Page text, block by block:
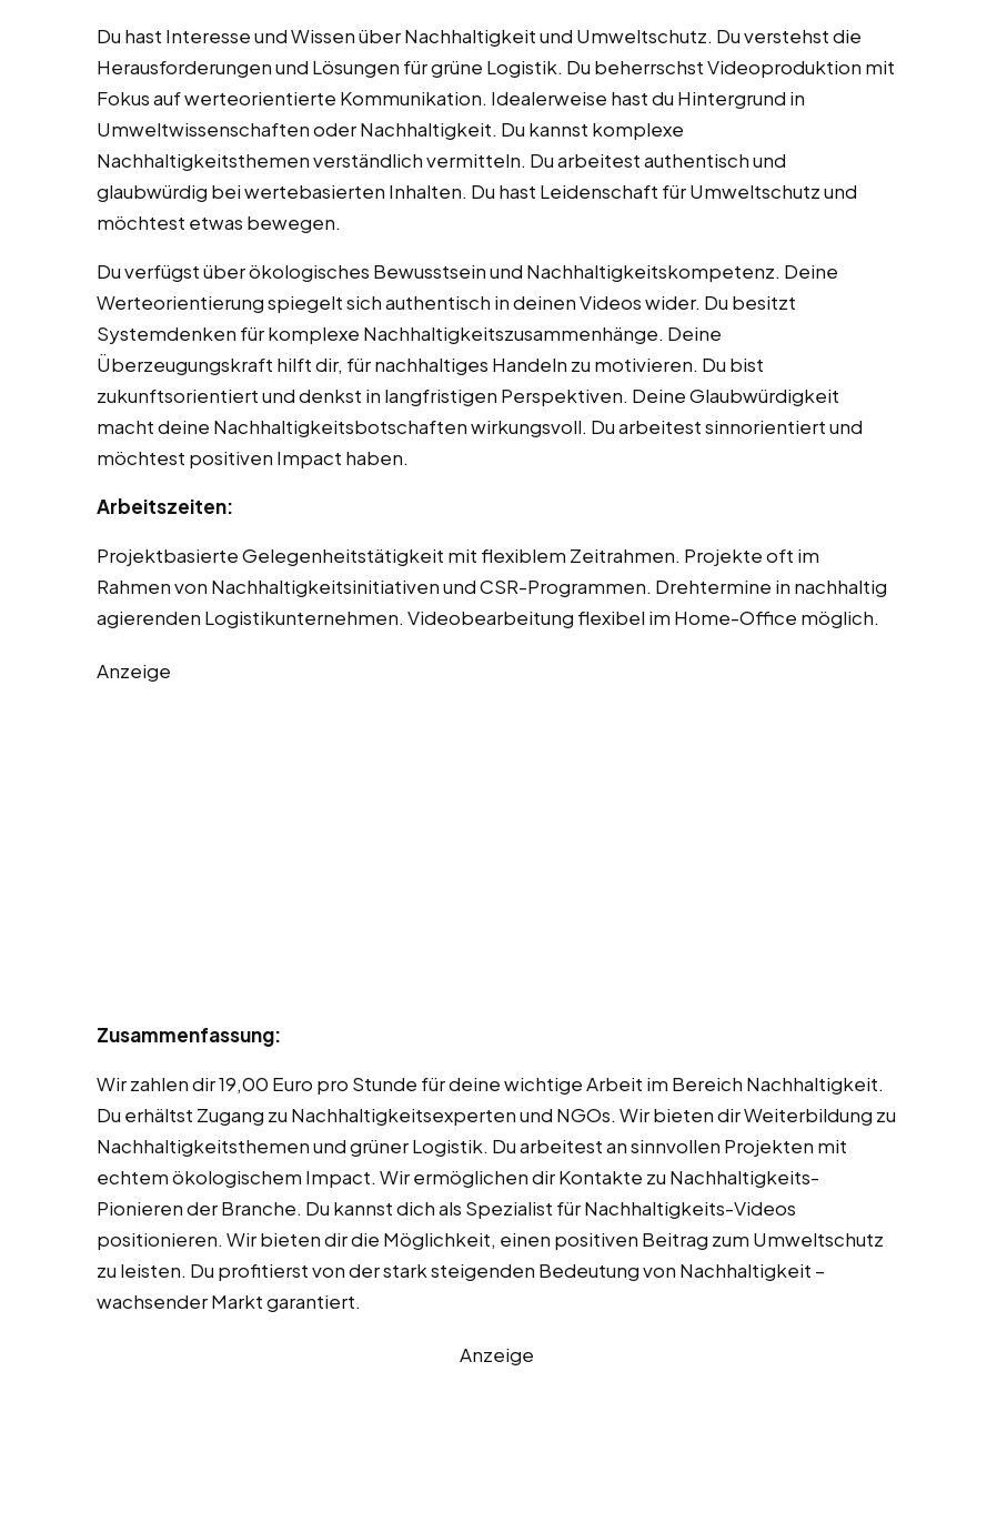
Du hast Interesse und Wissen über Nachhaltigkeit und Umweltschutz. Du verstehst die
Herausforderungen und Lösungen für grüne Logistik. Du beherrschst Videoproduktion mit
Fokus auf werteorientierte Kommunikation. Idealerweise hast du Hintergrund in
Umweltwissenschaften oder Nachhaltigkeit. Du kannst komplexe
Nachhaltigkeitsthemen verständlich vermitteln. Du arbeitest authentisch und
glaubwürdig bei wertebasierten Inhalten. Du hast Leidenschaft für Umweltschutz und
möchtest etwas bewegen.
Du verfügst über ökologisches Bewusstsein und Nachhaltigkeitskompetenz. Deine
Werteorientierung spiegelt sich authentisch in deinen Videos wider. Du besitzt
Systemdenken für komplexe Nachhaltigkeitszusammenhänge. Deine
Überzeugungskraft hilft dir, für nachhaltiges Handeln zu motivieren. Du bist
zukunftsorientiert und denkst in langfristigen Perspektiven. Deine Glaubwürdigkeit
macht deine Nachhaltigkeitsbotschaften wirkungsvoll. Du arbeitest sinnorientiert und
möchtest positiven Impact haben.
Arbeitszeiten:
Projektbasierte Gelegenheitstätigkeit mit flexiblem Zeitrahmen. Projekte oft im
Rahmen von Nachhaltigkeitsinitiativen und CSR-Programmen. Drehtermine in nachhaltig
agierenden Logistikunternehmen. Videobearbeitung flexibel im Home-Office möglich.
Anzeige
Zusammenfassung:
Wir zahlen dir 19,00 Euro pro Stunde für deine wichtige Arbeit im Bereich Nachhaltigkeit.
Du erhältst Zugang zu Nachhaltigkeitsexperten und NGOs. Wir bieten dir Weiterbildung zu
Nachhaltigkeitsthemen und grüner Logistik. Du arbeitest an sinnvollen Projekten mit
echtem ökologischem Impact. Wir ermöglichen dir Kontakte zu Nachhaltigkeits-
Pionieren der Branche. Du kannst dich als Spezialist für Nachhaltigkeits-Videos
positionieren. Wir bieten dir die Möglichkeit, einen positiven Beitrag zum Umweltschutz
zu leisten. Du profitierst von der stark steigenden Bedeutung von Nachhaltigkeit –
wachsender Markt garantiert.
Anzeige